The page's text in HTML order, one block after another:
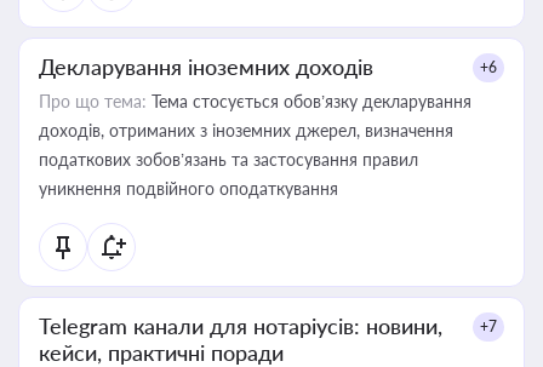
Декларування іноземних доходів +6
Про що тема: Тема стосується обов’язку декларування
доходів, отриманих з іноземних джерел, визначення
податкових зобов’язань та застосування правил
уникнення подвійного оподаткування
Telegram канали для нотаріусів: новини,
кейси, практичні поради
+7